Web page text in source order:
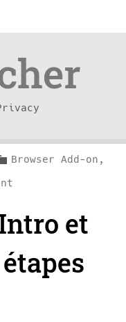
Browser Add-on ,
et